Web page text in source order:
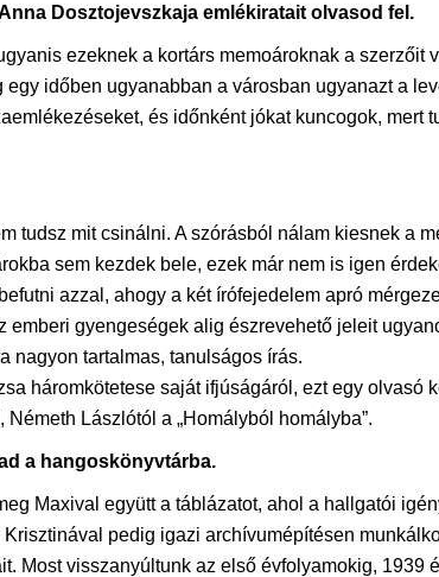
Dosztojevszkaja emlékiratait olvasod fel.
ezeknek a kortárs memoároknak a szerzőit
időben ugyanabban a városban ugyanazt a
és időnként jókat kuncogok, mert
tudsz mit csinálni. A szórásból nálam kiesnek a
sem kezdek bele, ezek már nem is igen
azzal, ahogy a két írófejedelem apró
gyengeségek alig észrevehető jeleit
nagyon tartalmas, tanulságos írás.
háromkötetese saját ifjúságáról, ezt egy olvasó
Lászlótól a „Homályból homályba”.
a hangoskönyvtárba.
Maxival együtt a táblázatot, ahol a hallgatói
pedig igazi archívumépítésen
Most visszanyúltunk az első évfolyamokig, 1939